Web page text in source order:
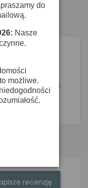
NXL23
Line Array NX
recenzję
do
Nasze
możliwe.